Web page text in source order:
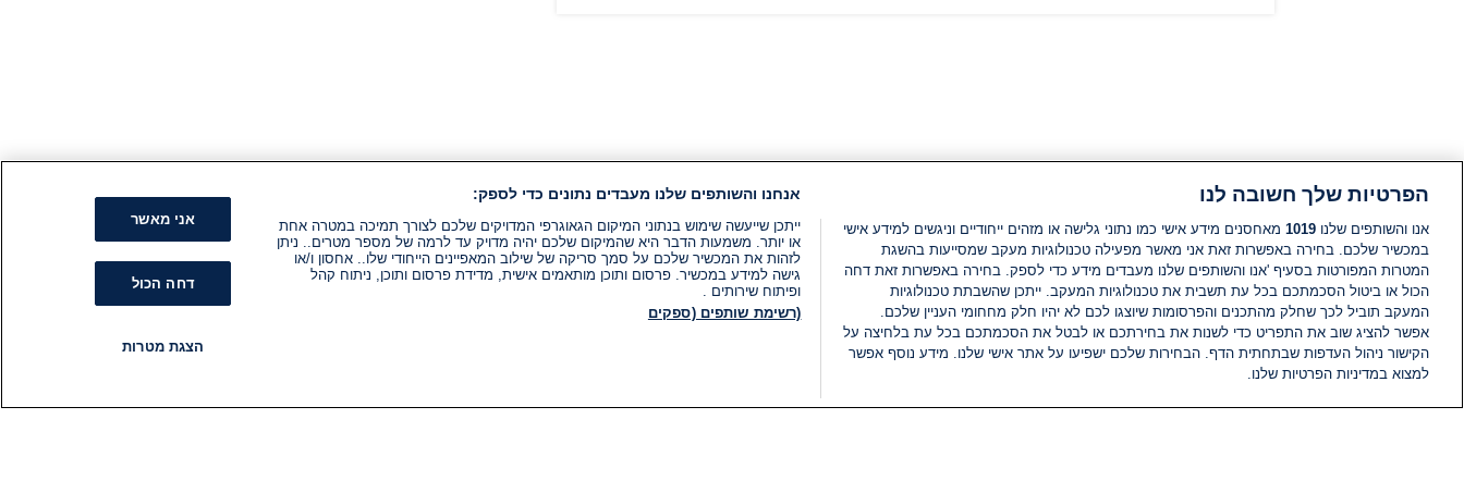
הפרטיות שלך חשובה לנו
אנו והשותפים שלנו 1019 מאחסנים מידע אישי כמו נתוני גלישה או מזהים ייחודיים וניגשים למידע אישי
במכשיר שלכם. בחירה באפשרות זאת אני מאשר מפעילה טכנולוגיות מעקב שמסייעות בהשגת
המטרות המפורטות בסעיף 'אנו והשותפים שלנו מעבדים מידע כדי לספק. בחירה באפשרות זאת דחה
הכול או ביטול הסכמתכם בכל עת תשבית את טכנולוגיות המעקב. ייתכן שהשבתת טכנולוגיות
המעקב תוביל לכך שחלק מהתכנים והפרסומות שיוצגו לכם לא יהיו חלק מחחומי העניין שלכם.
אפשר להציג שוב את התפריט כדי לשנות את בחירתכם או לבטל את הסכמתכם בכל עת בלחיצה על
הקישור ניהול העדפות שבתחתית הדף. הבחירות שלכם ישפיעו על אתר אישי שלנו. מידע נוסף אפשר
למצוא במדיניות הפרטיות שלנו.
אנחנו והשותפים שלנו מעבדים נתונים כדי לספק:
ייתכן שייעשה שימוש בנתוני המיקום הגאוגרפי המדויקים שלכם לצורך תמיכה במטרה אחת
או יותר. משמעות הדבר היא שהמיקום שלכם יהיה מדויק עד לרמה של מספר מטרים.. ניתן
לזהות את המכשיר שלכם על סמך סריקה של שילוב המאפיינים הייחודי שלו.. אחסון ו/או
גישה למידע במכשיר. פרסום ותוכן מותאמים אישית, מדידת פרסום ותוכן, ניתוח קהל
ופיתוח שירותים .
(רשימת שותפים (ספקים
אני מאשר
דחה הכול
הצגת מטרות